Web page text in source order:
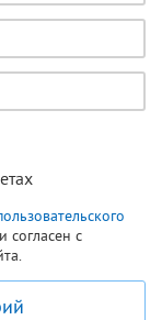
согласен с